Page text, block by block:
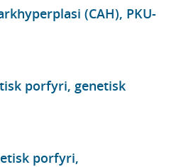
(CAH), PKU-
porfyri, genetisk
porfyri,